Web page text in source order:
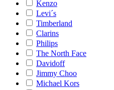
Kenzo
Levi´s
Timberland
Clarins
Philips
The North Face
Davidoff
Jimmy Choo
Michael Kors